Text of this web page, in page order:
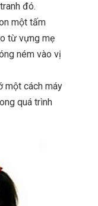
đó.
một tấm
từ vựng mẹ
ném vào vị
một cách máy
quá trình